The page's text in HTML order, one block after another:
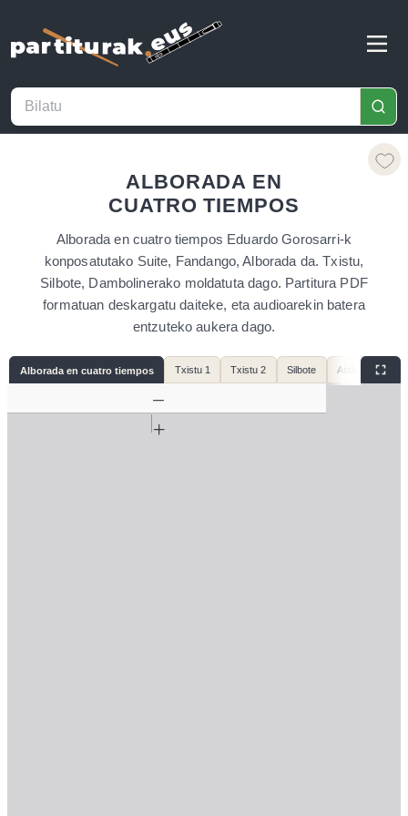
ALBORADA EN
CUATRO TIEMPOS
Alborada en cuatro tiempos Eduardo Gorosarri-k
konposatutako Suite, Fandango, Alborada da. Txistu,
Silbote, Dambolinerako moldatuta dago. Partitura PDF
formatuan deskargatu daiteke, eta audioarekin batera
entzuteko aukera dago.
Alborada en cuatro tiempos Txistu 1 Txistu 2 Silbote Atabal